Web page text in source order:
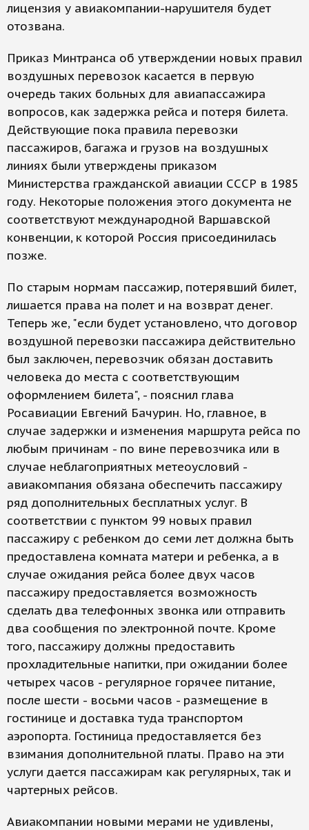
лицензия у авиакомпании-нарушителя будет
отозвана.
Приказ Минтранса об утверждении новых правил
воздушных перевозок касается в первую
очередь таких больных для авиапассажира
вопросов, как задержка рейса и потеря билета.
Действующие пока правила перевозки
пассажиров, багажа и грузов на воздушных
линиях были утверждены приказом
Министерства гражданской авиации СССР в 1985
году. Некоторые положения этого документа не
соответствуют международной Варшавской
конвенции, к которой Россия присоединилась
позже.
По старым нормам пассажир, потерявший билет,
лишается права на полет и на возврат денег.
Теперь же, "если будет установлено, что договор
воздушной перевозки пассажира действительно
был заключен, перевозчик обязан доставить
человека до места с соответствующим
оформлением билета", - пояснил глава
Росавиации Евгений Бачурин. Но, главное, в
случае задержки и изменения маршрута рейса по
любым причинам - по вине перевозчика или в
случае неблагоприятных метеоусловий -
авиакомпания обязана обеспечить пассажиру
ряд дополнительных бесплатных услуг. В
соответствии с пунктом 99 новых правил
пассажиру с ребенком до семи лет должна быть
предоставлена комната матери и ребенка, а в
случае ожидания рейса более двух часов
пассажиру предоставляется возможность
сделать два телефонных звонка или отправить
два сообщения по электронной почте. Кроме
того, пассажиру должны предоставить
прохладительные напитки, при ожидании более
четырех часов - регулярное горячее питание,
после шести - восьми часов - размещение в
гостинице и доставка туда транспортом
аэропорта. Гостиница предоставляется без
взимания дополнительной платы. Право на эти
услуги дается пассажирам как регулярных, так и
чартерных рейсов.
Авиакомпании новыми мерами не удивлены,